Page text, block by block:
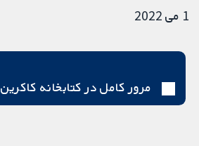
1 می 2022
مرور کامل در کتابخانه کاکرین